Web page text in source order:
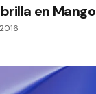
en Mango